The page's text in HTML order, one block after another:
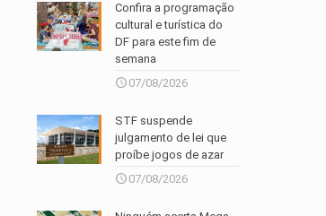
Confira a programação
cultural e turística do
DF para este fim de
semana
07/08/2026
STF suspende
julgamento de lei que
proíbe jogos de azar
07/08/2026